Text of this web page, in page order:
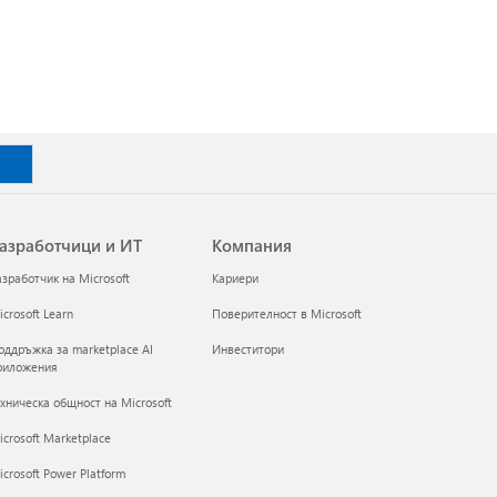
и ИТ
на Microsoft
Learn
за marketplace AI
общност на Microsoft
Marketplace
Power Platform
Компания
Кариери
Поверителност в Microsoft
Инвеститори